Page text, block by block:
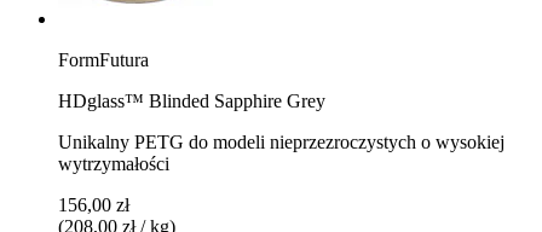
FormFutura
HDglass™ Blinded Sapphire Grey
Unikalny PETG do modeli nieprzezroczystych o wysokiej
wytrzymałości
156,00 zł
(208,00 zł / kg)